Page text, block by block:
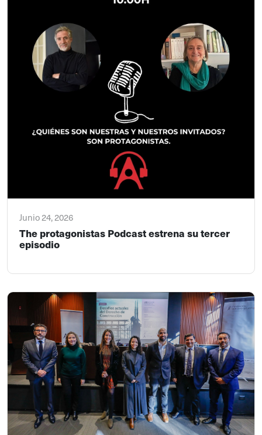
Junio 24, 2026
The protagonistas Podcast estrena su tercer
episodio